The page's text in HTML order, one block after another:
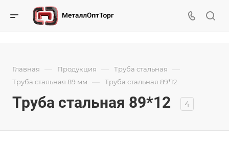
Главная — Продукция — Труба стальная —
Труба стальная 89 мм — Труба стальная 89*12
Труба стальная 89*12 4